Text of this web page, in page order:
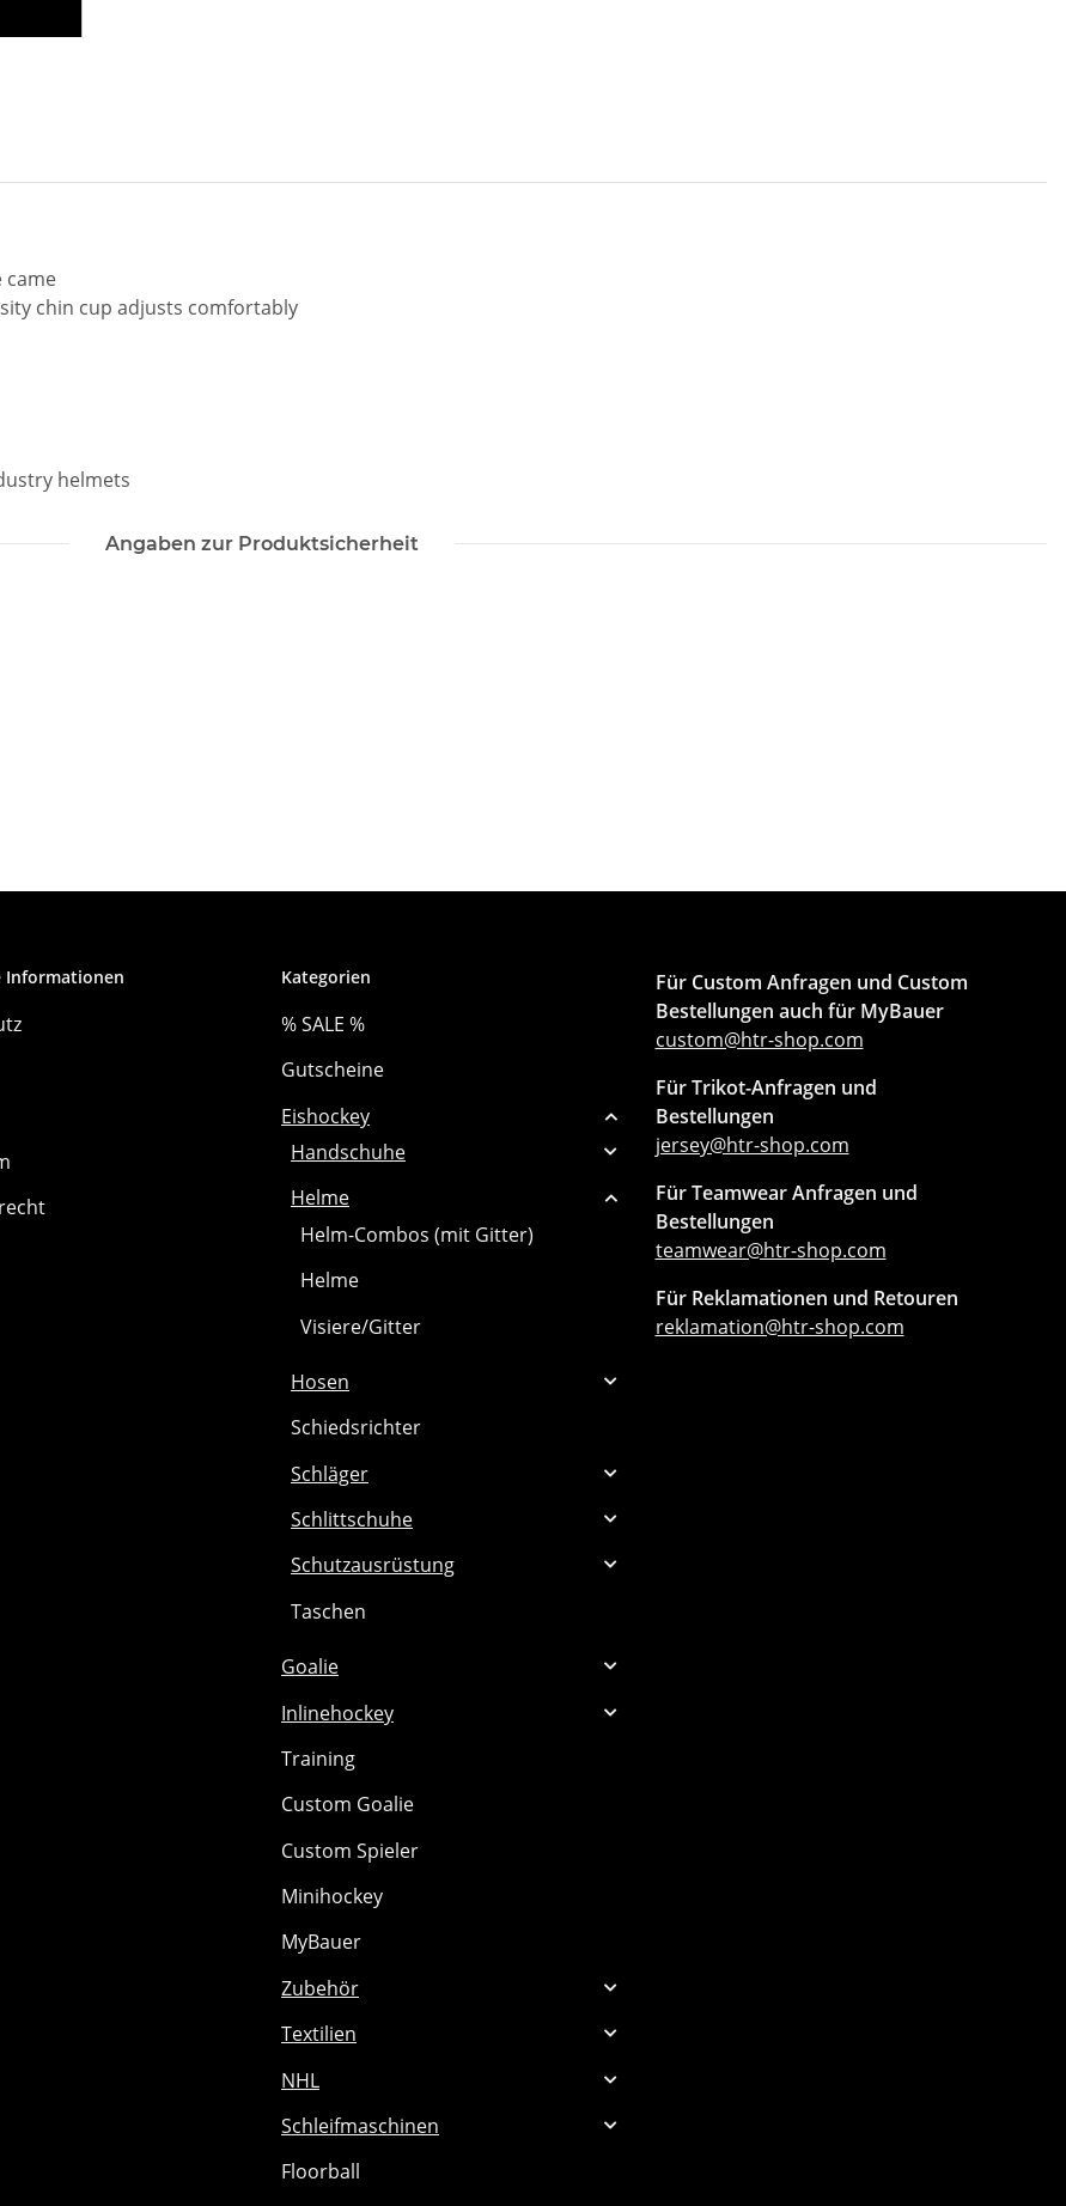
came
chin cup adjusts comfortably
helmets
Angaben zur Produktsicherheit
Informationen Kategorien
% SALE %
Gutscheine
Eishockey
Handschuhe
Helme
Helm-Combos (mit Gitter)
Helme
Visiere/Gitter
Hosen
Schiedsrichter
Schläger
Schlittschuhe
Schutzausrüstung
Taschen
Goalie
Inlinehockey
Training
Custom Goalie
Custom Spieler
Minihockey
MyBauer
Zubehör
Textilien
NHL
Schleifmaschinen
Floorball
Für Custom Anfragen und Custom
Bestellungen auch für MyBauer
custom@htr-shop.com
Für Trikot-Anfragen und
Bestellungen
jersey@htr-shop.com
Für Teamwear Anfragen und
Bestellungen
teamwear@htr-shop.com
Für Reklamationen und Retouren
reklamation@htr-shop.com